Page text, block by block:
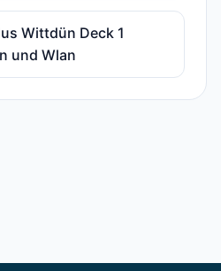
Wittdün Deck 1
und Wlan